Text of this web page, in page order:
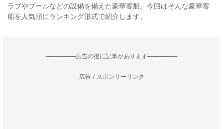
ラブやプールなどの設備を備えた豪華客船。今回はそんな豪華客
船を人気順にランキング形式で紹介します。
--------------------広告の後に記事があります--------------------
広告 / スポンサーリンク